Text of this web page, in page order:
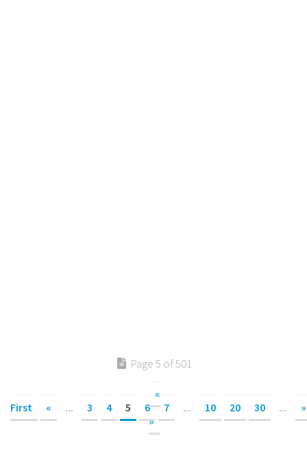
Page 5 of 501
«
First
« ... 3 4 5 6 7 ... 10 20 30 ...
»
»